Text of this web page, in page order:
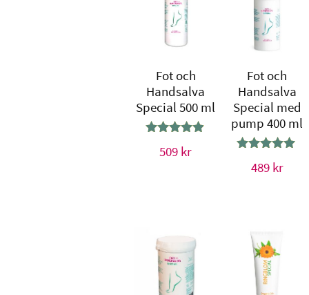
Fot och
Handsalva
Special 500 ml
4.80
509 kr
Fot och
Handsalva
Special med
pump 400 ml
5.00
489 kr